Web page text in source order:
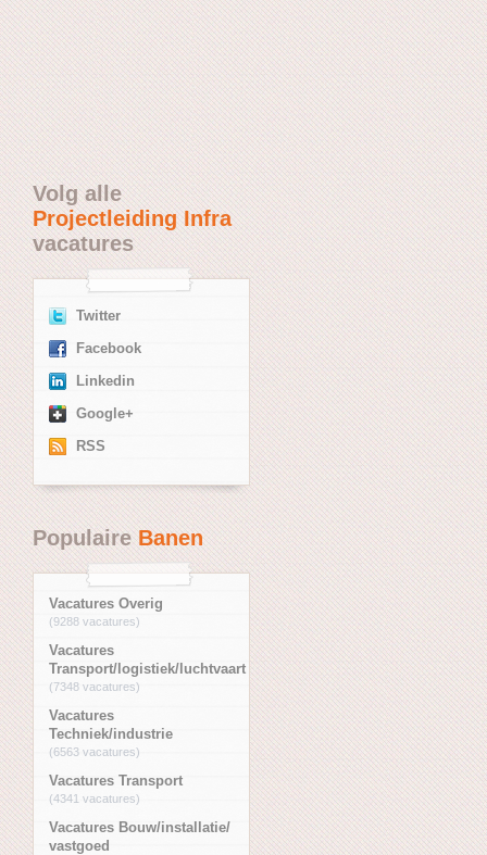
Volg alle
Projectleiding Infra
vacatures
Twitter
Facebook
Linkedin
Google+
RSS
PopulaireBanen
Vacatures Overig
(9288 vacatures)
Vacatures
Transport/logistiek/luchtvaart
(7348 vacatures)
Vacatures
Techniek/industrie
(6563 vacatures)
Vacatures Transport
(4341 vacatures)
Vacatures Bouw/installatie/
vastgoed